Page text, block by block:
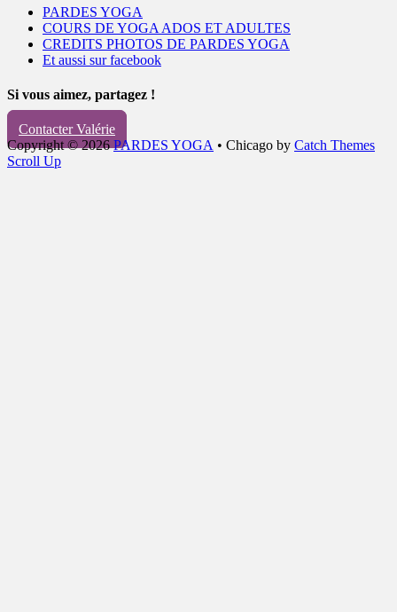
PARDES YOGA
COURS DE YOGA ADOS ET ADULTES
CREDITS PHOTOS DE PARDES YOGA
Et aussi sur facebook
Si vous aimez, partagez !
Contacter Valérie
Copyright © 2026PARDES YOGA • Chicago by Catch Themes
Scroll Up